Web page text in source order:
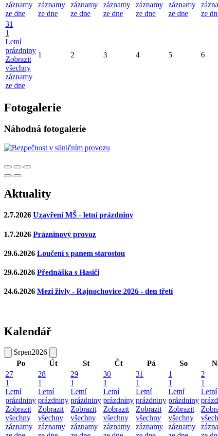
záznamy
ze dne
záznamy
ze dne
záznamy
ze dne
záznamy
ze dne
záznamy
ze dne
záznamy
ze dne
ze
31
1
Letní
prázdniny
Zobrazit
všechny
záznamy
ze dne
1 2 3 4 5 6
Fotogalerie
Náhodná fotogalerie
Aktuality
2.7.2026 Uzavření MŠ - letní prázdniny
1.7.2026 Prázninový provoz
29.6.2026 Loučení s panem starostou
29.6.2026 Přednáška s Hasiči
24.6.2026 Mezi živly - Rajnochovice 2026 - den třetí
Kalendář
Srpen2026
Po
Út St Čt Pá So
27
1
Letní
prázdniny
Zobrazit
všechny
záznamy
28
1
Letní
prázdniny
Zobrazit
všechny
záznamy
29
1
Letní
prázdniny
Zobrazit
všechny
záznamy
30
1
Letní
prázdniny
Zobrazit
všechny
záznamy
31
1
Letní
prázdniny
Zobrazit
všechny
záznamy
1
1
Letní
prázdniny
Zobrazit
všechny
záznamy
2
1
Letní